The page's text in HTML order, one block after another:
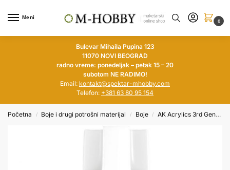
Meni
0
Bulevar Mihaila Pupina 123
11070 NOVI BEOGRAD
radno vreme: ponedeljak – petak 15 – 20
subotom NE RADIMO!
Email: kontakt@spektar-mhobby.com
Telefon: +381 63 80 95 154
Početna / Boje i drugi potrošni materijal / Boje / AK Acrylics 3rd Generation